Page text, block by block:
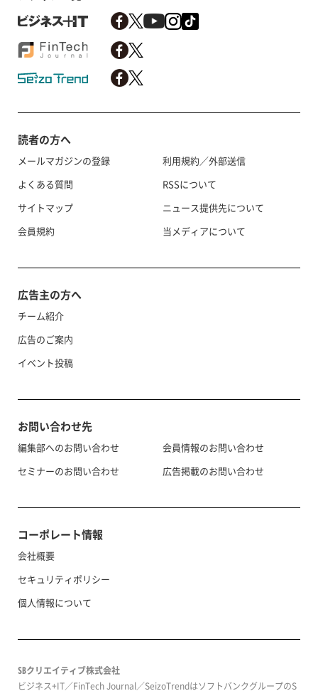
読者の方へ
メールマガジンの登録
よくある質問
サイトマップ
会員規約
利用規約／外部送信
RSSについて
ニュース提供先について
当メディアについて
広告主の方へ
チーム紹介
広告のご案内
イベント投稿
お問い合わせ先
編集部へのお問い合わせ
セミナーのお問い合わせ
会員情報のお問い合わせ
広告掲載のお問い合わせ
コーポレート情報
会社概要
セキュリティポリシー
個人情報について
SBクリエイティブ株式会社
ビジネス+IT／FinTech Journal／SeizoTrendはソフトバンクグループのS